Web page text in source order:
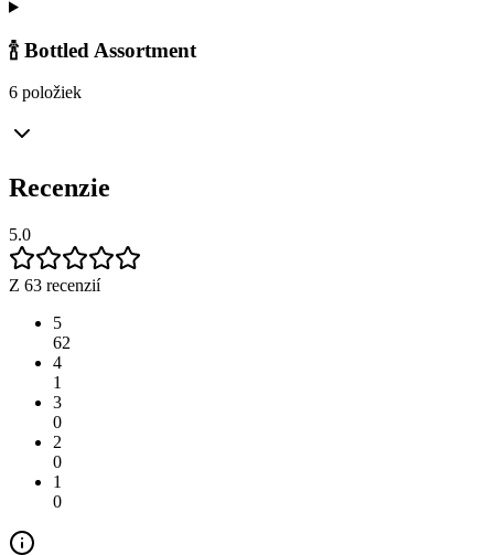
🍾 Bottled Assortment
6 položiek
Recenzie
5.0
Z 63 recenzií
5
62
4
1
3
0
2
0
1
0